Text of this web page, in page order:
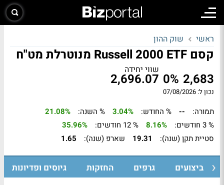
ראשי שוק ההון
קסם Russell 2000 ETF מנוטרלת מט"ח
2,683
0%
שווי יחידה
2,696.07
נכון ל: 07/08/2026
תמורה: -- % החודש: 3.04% % השנה:
21.08%
% 3 חודשים:
8.16% % 12 חודשים:
35.96%
סטיית תקן (שנה):
19.31 שארפ (שנה): 1.65
ביצועים גרפים החזקות גיוסים ופדיונות